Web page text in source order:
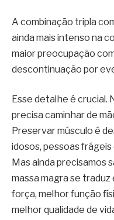
A combinação tripla
ainda mais intenso na
maior preocupação
descontinuação por
Esse detalhe é crucial.
precisa caminhar de
Preservar músculo é
idosos, pessoas
Mas ainda precisamos
massa magra se
força, melhor função
melhor qualidade de